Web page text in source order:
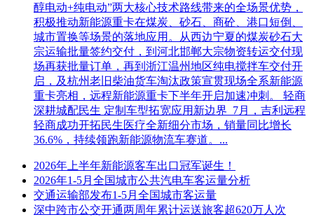
醇电动+纯电动”两大核心技术路线带来的全场景优势，
积极推动新能源重卡在煤炭、砂石、商砼、港口短倒、
城市置换等场景的落地应用。从西边宁夏的煤炭砂石大
宗运输批量签约交付，到河北邯郸大宗物资转运交付现
场再获批量订单，再到浙江温州地区纯电搅拌车交付开
启，及杭州老旧柴油货车淘汰政策宣贯现场全系新能源
重卡亮相，远程新能源重卡下半年开启加速冲刺。 轻商
深耕城配民生 定制车型拓宽应用新边界 7月，吉利远程
轻商成功开拓民生医疗全新细分市场，销量同比增长
36.6%，持续领跑新能源物流车赛道。...
2026年上半年新能源客车出口冠军诞生！
2026年1-5月全国城市公共汽电车客运量分析
交通运输部发布1-5月全国城市客运量
深中跨市公交开通两周年累计运送旅客超620万人次